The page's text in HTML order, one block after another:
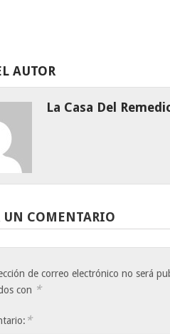
AUTOR
La Casa Del
COMENTARIO
de correo electrónico no será
con *
*